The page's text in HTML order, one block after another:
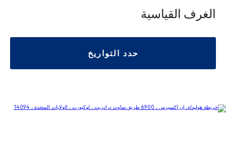
الغرف القياسية
حدد التواريخ